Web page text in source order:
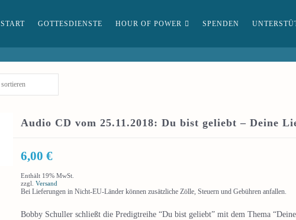
START GOTTESDIENSTE HOUR OF POWER SPENDEN
Audio CD vom 25.11.2018: Du bist geliebt – Deine
6,00 €
Enthält 19% MwSt.
zzgl. Versand
Bei Lieferungen in Nicht-EU-Länder können zusätzliche Zölle, Steuern und Gebühren anfallen.
Bobby Schuller schließt die Predigtreihe “Du bist geliebt” mit dem Thema